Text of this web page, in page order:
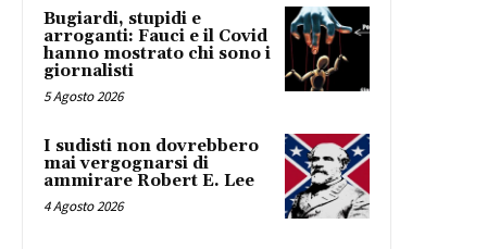
Bugiardi, stupidi e
arroganti: Fauci e il Covid
hanno mostrato chi sono i
giornalisti
5 Agosto 2026
I sudisti non dovrebbero
mai vergognarsi di
ammirare Robert E. Lee
4 Agosto 2026